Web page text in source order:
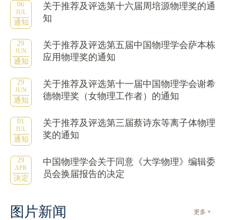
06
JUL
通知
关于推荐及评选第十六届周培源物理奖的通
知
29
JUN
通知
关于推荐及评选第五届中国物理学会萨本栋
应用物理奖的通知
29
JUN
通知
关于推荐及评选第十一届中国物理学会谢希
德物理奖（女物理工作者）的通知
01
JUL
通知
关于推荐及评选第三届蔡诗东等离子体物理
奖的通知
29
APR
决定
中国物理学会关于同意《大学物理》编辑委
员会换届报告的决定
更多 +
图片新闻